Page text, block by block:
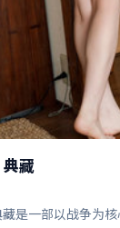
藏
是一部以战争为